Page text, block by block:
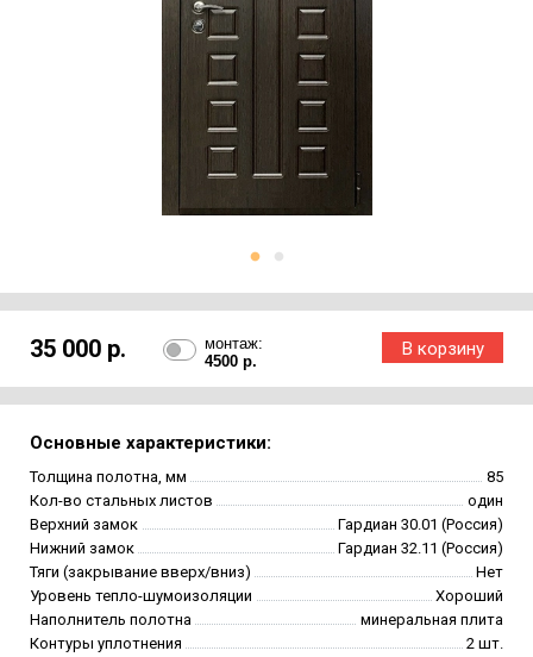
35 000 р.
монтаж:
4500 р.
Основные характеристики:
Толщина полотна, мм
85
Кол-во стальных листов
один
Верхний замок
Гардиан 30.01 (Россия)
Нижний замок
Гардиан 32.11 (Россия)
Тяги (закрывание вверх/вниз)
Нет
Уровень тепло-шумоизоляции
Хороший
Наполнитель полотна
минеральная плита
Контуры уплотнения
2 шт.